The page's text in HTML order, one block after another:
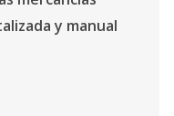
y manual